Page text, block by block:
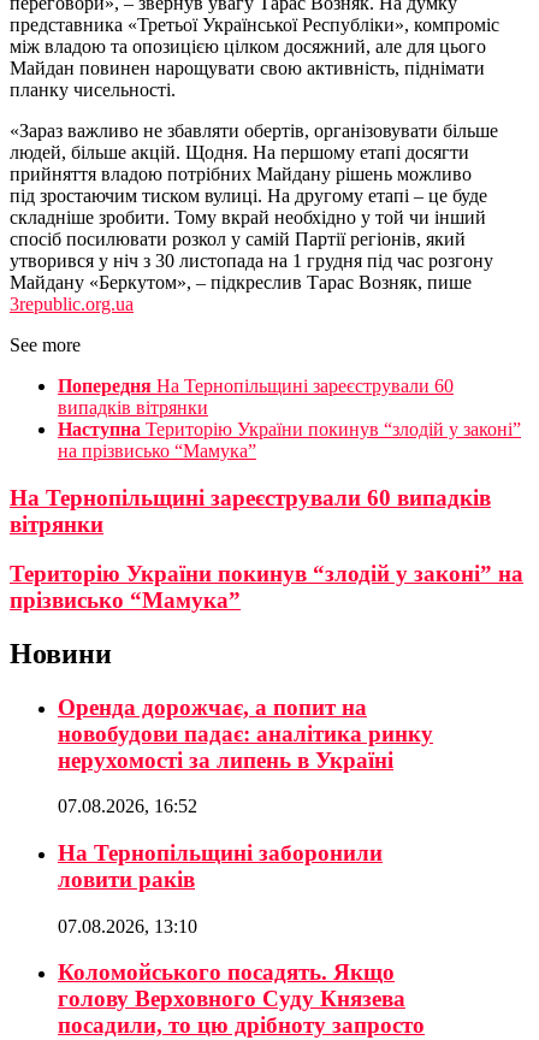
представника «Третьої Української Республіки», компроміс
між владою та опозицією цілком досяжний, але для цього
Майдан повинен нарощувати свою активність, піднімати
планку чисельності.
«Зараз важливо не збавляти обертів, організовувати більше
людей, більше акцій. Щодня. На першому етапі досягти
прийняття владою потрібних Майдану рішень можливо
під зростаючим тиском вулиці. На другому етапі – це буде
складніше зробити. Тому вкрай необхідно у той чи інший
спосіб посилювати розкол у самій Партії регіонів, який
утворився у ніч з 30 листопада на 1 грудня під час розгону
Майдану «Беркутом», – підкреслив Тарас Возняк, пише
3republic.org.ua
See more
Попередня На Тернопільщині зареєстрували 60
випадків вітрянки
Наступна Територію України покинув “злодій у законі”
на прізвисько “Мамука”
На Тернопільщині зареєстрували 60 випадків
вітрянки
Територію України покинув “злодій у законі” на
прізвисько “Мамука”
Новини
Оренда дорожчає, а попит на
новобудови падає: аналітика ринку
нерухомості за липень в Україні
07.08.2026, 16:52
На Тернопільщині заборонили
ловити раків
07.08.2026, 13:10
Коломойського посадять. Якщо
голову Верховного Суду Князева
посадили, то цю дрібноту запросто